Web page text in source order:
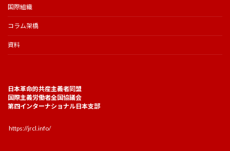
国際組織
コラム架橋
資料
日本革命的共産主義者同盟
国際主義労働者全国協議会
第四インターナショナル日本支部
https://jrcl.info/